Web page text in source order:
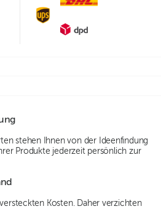
stehen Ihnen von der Ideenfindung
Produkte jederzeit persönlich zur
Kosten. Daher verzichten